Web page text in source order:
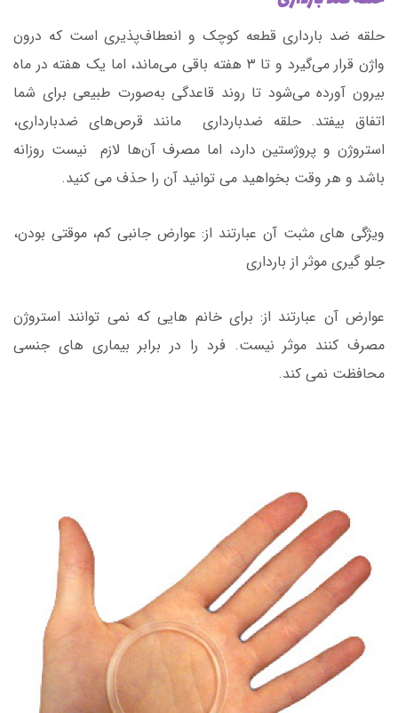
حلقه ضد بارداری قطعه کوچک و انعطاف‌پذیری است که درون
واژن قرار می‌گیرد و تا ۳ هفته باقی می‌ماند، اما یک هفته در ماه
بیرون آورده می‌شود تا روند قاعدگی به‌صورت طبیعی برای شما
اتفاق بیفتد. حلقه ضدبارداری مانند قرص‌های ضدبارداری،
استروژن و پروژستین دارد، اما مصرف آن‌ها لازم نیست روزانه
باشد و هر وقت بخواهید می توانید آن را حذف می کنید.
ویژگی های مثبت آن عبارتند از: عوارض جانبی کم، موقتی بودن،
جلو گیری موثر از بارداری
عوارض آن عبارتند از: برای خانم هایی که نمی توانند استروژن
مصرف کنند موثر نیست. فرد را در برابر بیماری های جنسی
محافظت نمی کند.